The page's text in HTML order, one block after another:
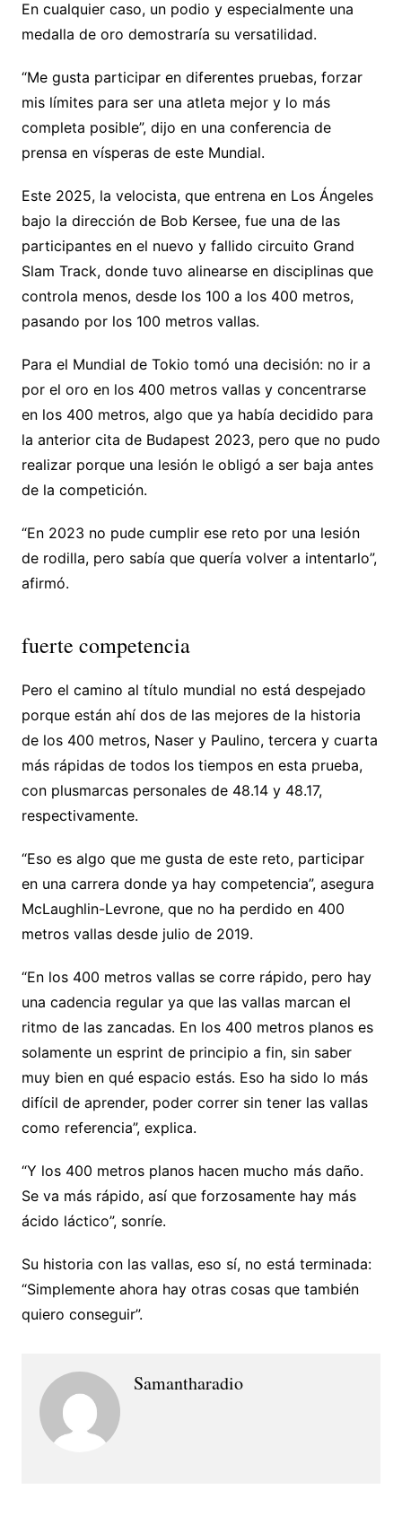
En cualquier caso, un podio y especialmente una
medalla de oro demostraría su versatilidad.
“Me gusta participar en diferentes pruebas, forzar
mis límites para ser una atleta mejor y lo más
completa posible”, dijo en una conferencia de
prensa en vísperas de este Mundial.
Este 2025, la velocista, que entrena en Los Ángeles
bajo la dirección de Bob Kersee, fue una de las
participantes en el nuevo y fallido circuito Grand
Slam Track, donde tuvo alinearse en disciplinas que
controla menos, desde los 100 a los 400 metros,
pasando por los 100 metros vallas.
Para el Mundial de Tokio tomó una decisión: no ir a
por el oro en los 400 metros vallas y concentrarse
en los 400 metros, algo que ya había decidido para
la anterior cita de Budapest 2023, pero que no pudo
realizar porque una lesión le obligó a ser baja antes
de la competición.
“En 2023 no pude cumplir ese reto por una lesión
de rodilla, pero sabía que quería volver a intentarlo”,
afirmó.
fuerte competencia
Pero el camino al título mundial no está despejado
porque están ahí dos de las mejores de la historia
de los 400 metros, Naser y Paulino, tercera y cuarta
más rápidas de todos los tiempos en esta prueba,
con plusmarcas personales de 48.14 y 48.17,
respectivamente.
“Eso es algo que me gusta de este reto, participar
en una carrera donde ya hay competencia”, asegura
McLaughlin-Levrone, que no ha perdido en 400
metros vallas desde julio de 2019.
“En los 400 metros vallas se corre rápido, pero hay
una cadencia regular ya que las vallas marcan el
ritmo de las zancadas. En los 400 metros planos es
solamente un esprint de principio a fin, sin saber
muy bien en qué espacio estás. Eso ha sido lo más
difícil de aprender, poder correr sin tener las vallas
como referencia”, explica.
“Y los 400 metros planos hacen mucho más daño.
Se va más rápido, así que forzosamente hay más
ácido láctico”, sonríe.
Su historia con las vallas, eso sí, no está terminada:
“Simplemente ahora hay otras cosas que también
quiero conseguir”.
Samantharadio